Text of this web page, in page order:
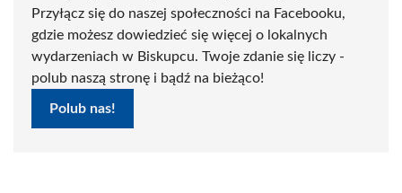
Przyłącz się do naszej społeczności na Facebooku,
gdzie możesz dowiedzieć się więcej o lokalnych
wydarzeniach w Biskupcu. Twoje zdanie się liczy -
polub naszą stronę i bądź na bieżąco!
Polub nas!